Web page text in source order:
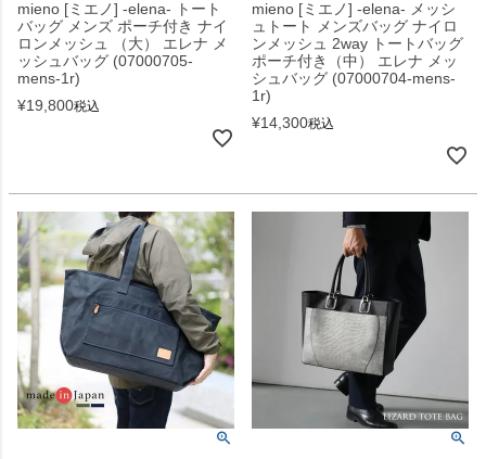
mieno [ミエノ] -elena- トート
バッグ メンズ ポーチ付き ナイ
ロンメッシュ （大） エレナ メ
ッシュバッグ (07000705-
mens-1r)
¥19,800税込
mieno [ミエノ] -elena- メッシ
ュトート メンズバッグ ナイロ
ンメッシュ 2way トートバッグ
ポーチ付き（中） エレナ メッ
シュバッグ (07000704-mens-
1r)
¥14,300税込